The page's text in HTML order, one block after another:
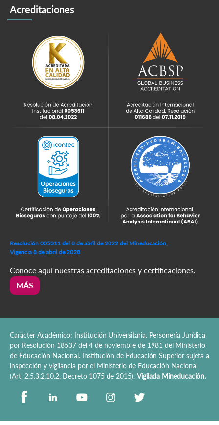
Acreditaciones
Resolución 005311 del 8 de abril de 2022 del Mineducación,
Vigencia 8 de abril de 2028
Conoce aquí nuestras acreditaciones y certificaciones.
MÁS
Carácter Académico: Institución Universitaria. Personería Jurídica
por Resolución 18537 del 4 de noviembre de 1981 del Ministerio
de Educación Nacional. Institución de Educación Superior sujeta a
inspección y vigilancia por el Ministerio de Educación Nacional
(Art. 2.5.3.2.10.2, Decreto 1075 de 2015). Vigilada Mineducación.